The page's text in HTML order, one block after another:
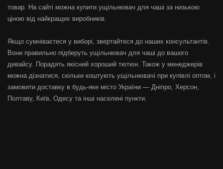
товар. На сайті можна купити ущільнювач для чаші за низькою
ціною від найкращих виробників.
Якщо сумніваєтеся у виборі, звертайтеся до наших консультантів.
Вони правильно підберуть ущільнювач для чаші до вашого
девайсу. Порадять якісний хороший тютюн. Також у менеджерів
можна дізнатися, скільки коштують ущільнювачі при купівлі оптом, і
замовити доставку в будь-яке місто України — Дніпро, Херсон,
Полтаву, Київ, Одесу та інші населені пункти.